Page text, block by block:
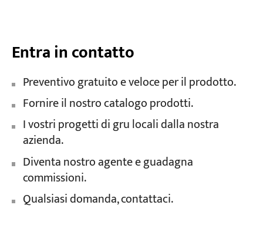
Entra in contatto
Preventivo gratuito e veloce per il prodotto.
Fornire il nostro catalogo prodotti.
I vostri progetti di gru locali dalla nostra
azienda.
Diventa nostro agente e guadagna
commissioni.
Qualsiasi domanda, contattaci.